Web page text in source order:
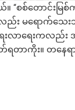
စစ်တောင်းမြစ်
ရောက်သေးဘူး
းလာရေးကလည်
တ်ရတာကိုး။ တန